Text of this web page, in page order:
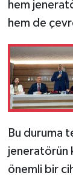
hem
hem de
Bu duruma
jeneratörün
önemli bir